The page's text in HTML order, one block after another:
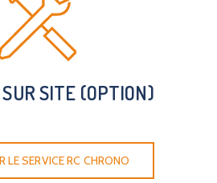
SITE (OPTION)
LE SERVICE RC CHRONO